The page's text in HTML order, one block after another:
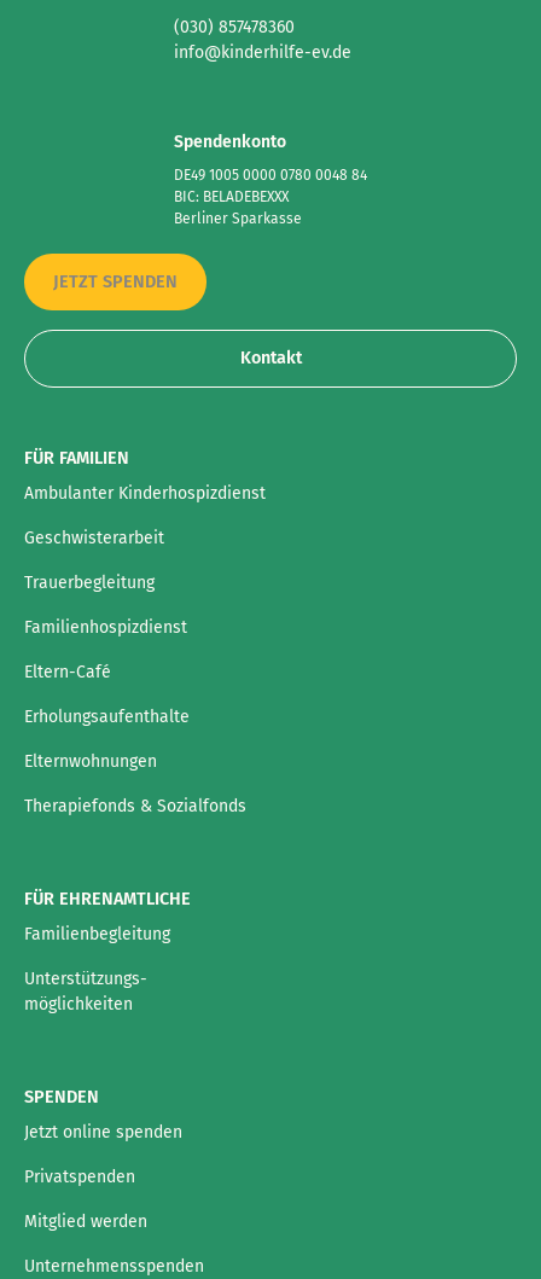
(030) 857478360
info@kinderhilfe-ev.de
Spendenkonto
DE49 1005 0000 0780 0048 84
BIC: BELADEBEXXX
Berliner Sparkasse
JETZT SPENDEN
Kontakt
FÜR FAMILIEN
Ambulanter Kinderhospizdienst
Geschwisterarbeit
Trauerbegleitung
Familienhospizdienst
Eltern-Café
Erholungsaufenthalte
Elternwohnungen
Therapiefonds & Sozialfonds
FÜR EHRENAMTLICHE
Familienbegleitung
Unterstützungs-
möglichkeiten
SPENDEN
Jetzt online spenden
Privatspenden
Mitglied werden
Unternehmensspenden